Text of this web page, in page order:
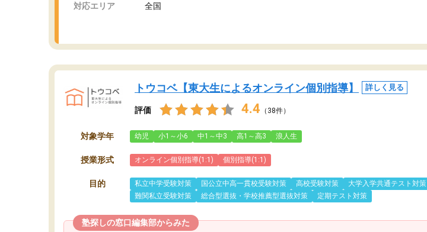
対応エリア 全国
トウコベ【東大生によるオンライン個別指導】 詳しく見る
評価 4.4 （38件）
対象学年 幼児 小1～小6 中1～中3 高1～高3 浪人生
授業形式 オンライン個別指導(1:1) 個別指導(1:1)
目的 私立中学受験対策 国公立中高一貫校受験対策 高校受験対策 大学入学共通テスト対策
難関私立受験対策
総合型選抜・学校推薦型選抜対策 定期テスト対策
塾探しの窓口編集部からみた